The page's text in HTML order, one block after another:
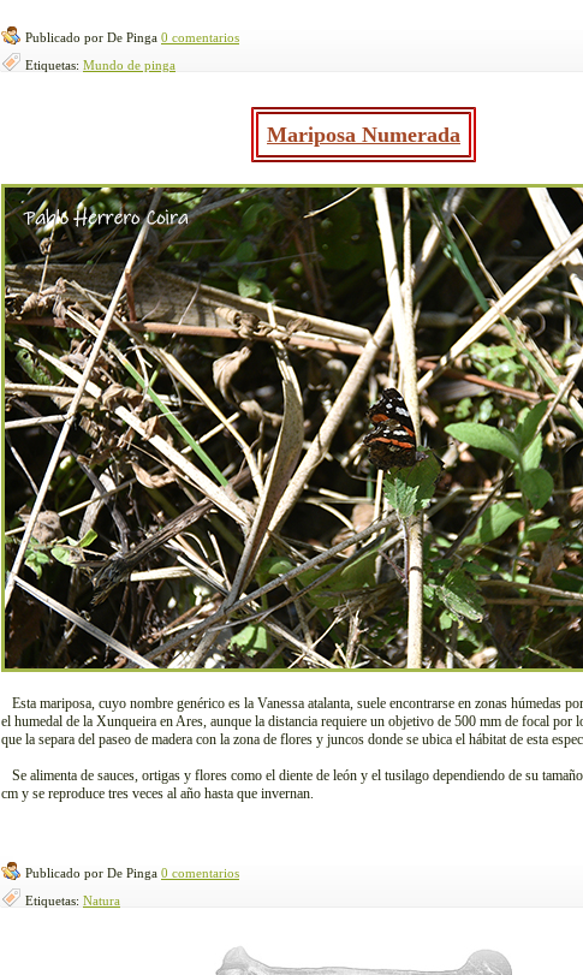
Publicado por De Pinga 0 comentarios
Etiquetas: Mundo de pinga
Mariposa Numerada
Esta mariposa, cuyo nombre genérico es la Vanessa atalanta, suele encontrarse en zonas húmedas
el humedal de la Xunqueira en Ares, aunque la distancia requiere un objetivo de 500 mm de focal por
que la separa del paseo de madera con la zona de flores y juncos donde se ubica el hábitat de esta
Se alimenta de sauces, ortigas y flores como el diente de león y el tusilago dependiendo de su
cm y se reproduce tres veces al año hasta que invernan.
Publicado por De Pinga 0 comentarios
Etiquetas: Natura